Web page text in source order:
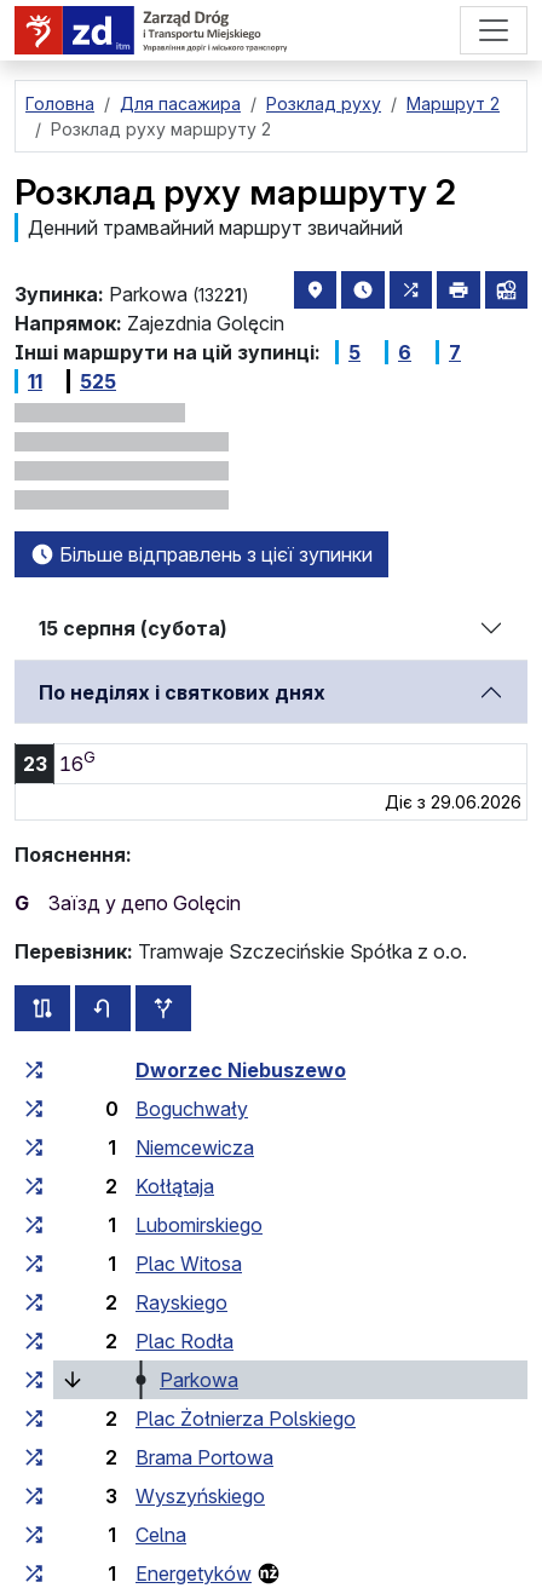
перейти до основного вмісту
Головна Для пасажира Розклад руху
Маршрут 2
Розклад руху маршруту 2
Розклад руху маршруту 2
Денний трамвайний маршрут звичайний
Зупинка: Parkowa (13221) розташування зупинки на
найближчі
всі
Напрямок: Zajezdnia Golęcin
Інші маршрути на цій зупинці:
5 6
7
11
525
Більше відправлень з цієї зупинки
15 серпня (субота)
По неділях і святкових днях
23 16G
Діє з 29.06.2026
Пояснення:
G
Заїзд у депо Golęcin
Перевізник: Tramwaje Szczecińskie Spółka z o.o.
всі схеми цього маршруту
розклад руху у зворотньому напрямку
Загальний час у дорозі Час у дорозі між
Dworzec Niebuszewo
0
Boguchwały
1
Niemcewicza
2
Kołłątaja
1
Lubomirskiego
1
Plac Witosa
2
Rayskiego
2
Plac Rodła
Parkowa
2
Plac Żołnierza Polskiego
2
Brama Portowa
3
Wyszyńskiego
1
Celna
1
Energetyków